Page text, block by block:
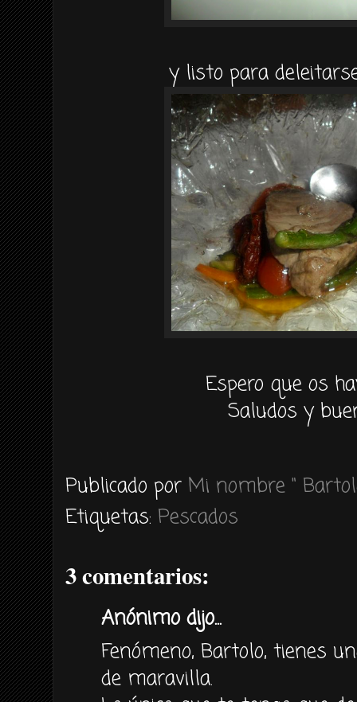
y listo para
Espero que os
Saludos y
Publicado por Mi nombre "
Etiquetas: Pescados
3 comentarios:
Anónimo dijo...
Fenómeno, Bartolo, tienes
de maravilla.